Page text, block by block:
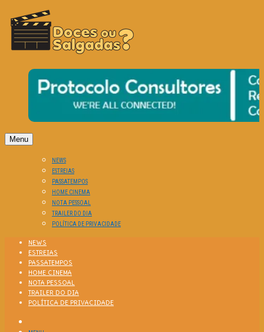
DOCES OU SALGADAS?
O Cinema? Uma Paixão!!
Menu
NEWS
ESTREIAS
PASSATEMPOS
HOME CINEMA
NOTA PESSOAL
TRAILER DO DIA
POLÍTICA DE PRIVACIDADE
NEWS
ESTREIAS
PASSATEMPOS
HOME CINEMA
NOTA PESSOAL
TRAILER DO DIA
POLÍTICA DE PRIVACIDADE